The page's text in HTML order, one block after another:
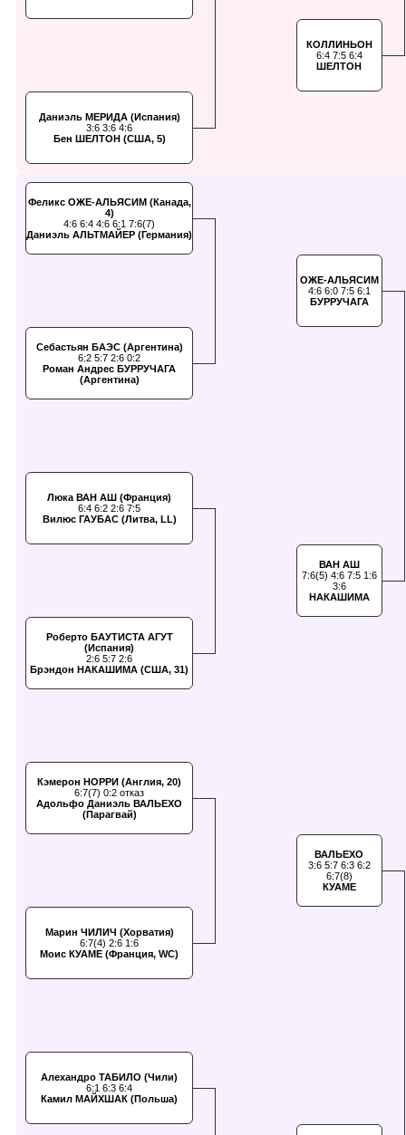
Даниэль МЕРИДА (Испания)
3:6 3:6 4:6
Бен ШЕЛТОН (США, 5)
КОЛЛИНЬОН
6:4 7:5 6:4
ШЕЛТОН
Феликс ОЖЕ-АЛЬЯСИМ (Канада,
4)
4:6 6:4 4:6 6:1 7:6(7)
Даниэль АЛЬТМАЙЕР (Германия)
Себастьян БАЭС (Аргентина)
6:2 5:7 2:6 0:2
Роман Андрес БУРРУЧАГА
(Аргентина)
Люка ВАН АШ (Франция)
6:4 6:2 2:6 7:5
Вилюс ГАУБАС (Литва, LL)
Роберто БАУТИСТА АГУТ
(Испания)
2:6 5:7 2:6
Брэндон НАКАШИМА (США, 31)
Кэмерон НОРРИ (Англия, 20)
6:7(7) 0:2 отказ
Адольфо Даниэль ВАЛЬЕХО
(Парагвай)
Марин ЧИЛИЧ (Хорватия)
6:7(4) 2:6 1:6
Моис КУАМЕ (Франция, WC)
Алехандро ТАБИЛО (Чили)
6:1 6:3 6:4
Камил МАЙХШАК (Польша)
ОЖЕ-АЛЬЯСИМ
4:6 6:0 7:5 6:1
БУРРУЧАГА
ВАН АШ
7:6(5) 4:6 7:5 1:6
3:6
НАКАШИМА
ВАЛЬЕХО
3:6 5:7 6:3 6:2
6:7(8)
КУАМЕ